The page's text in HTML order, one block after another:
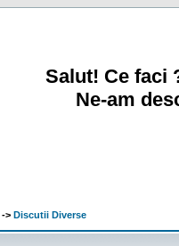
Salut! Ce faci
Ne-am
-> Discutii Diverse